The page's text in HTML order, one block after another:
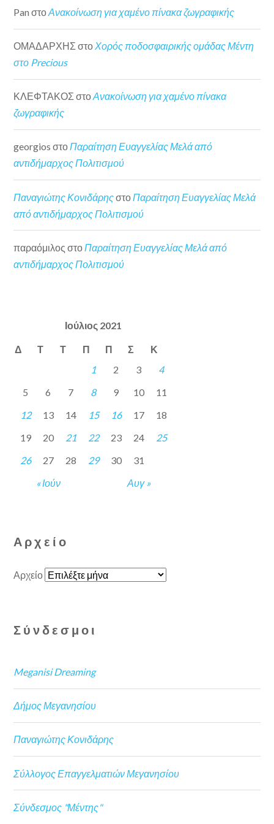
Pan στοΑνακοίνωση για χαμένο πίνακα ζωγραφικής
ΟΜΑΔΑΡΧΗΣ στοΧορός ποδοσφαιρικής ομάδας Μέντη
στο Precious
ΚΛΕΦΤΑΚΟΣ στοΑνακοίνωση για χαμένο πίνακα
ζωγραφικής
georgios στοΠαραίτηση Ευαγγελίας Μελά από
αντιδήμαρχος Πολιτισμού
Παναγιώτης Κονιδάρηςστο Παραίτηση Ευαγγελίας Μελά
από αντιδήμαρχος Πολιτισμού
παραόμιλος στοΠαραίτηση Ευαγγελίας Μελά από
αντιδήμαρχος Πολιτισμού
Ιούλιος 2021
Δ Τ Τ Π Π Σ Κ
« Ιούν Αυγ »
1 2 3
4
5
6 7 8 9 10
11
12
13 14 15 16 17
18
19
20 21 22 23 24
25
26
27 28 29 30 31
Αρχείο
Αρχείο
Σύνδεσμοι
Meganisi Dreaming
Δήμος Μεγανησίου
Παναγιώτης Κονιδάρης
Σύλλογος Επαγγελματιών Μεγανησίου
Σύνδεσμος "Μέντης"